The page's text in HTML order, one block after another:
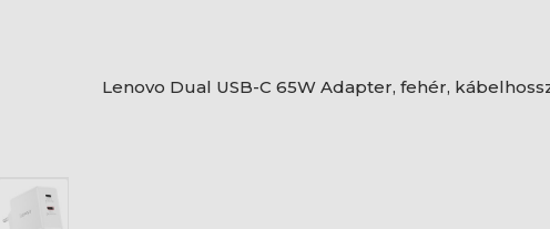
Lenovo Dual USB-C 65W Adapter, fehér,